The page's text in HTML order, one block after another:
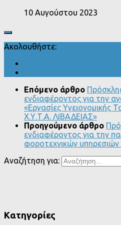
10 Αυγούστου 2023
Ακολουθήστε:
Επόμενο άρθρο
ενδιαφέροντος για την
«Εργασίες Υγειονομικής
Χ.Υ.Τ.Α. ΛΙΒΑΔΕΙΑΣ»
Προηγούμενο άρθρο
ενδιαφέροντος για την
φοροτεχνικών
Αναζήτηση για:
Kατηγορίες